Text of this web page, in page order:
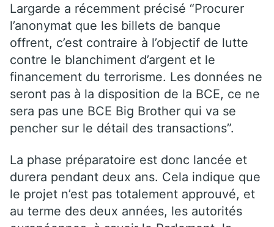
Largarde a récemment précisé “Procurer
l’anonymat que les billets de banque
offrent, c’est contraire à l’objectif de lutte
contre le blanchiment d’argent et le
financement du terrorisme. Les données ne
seront pas à la disposition de la BCE, ce ne
sera pas une BCE Big Brother qui va se
pencher sur le détail des transactions”.
La phase préparatoire est donc lancée et
durera pendant deux ans. Cela indique que
le projet n’est pas totalement approuvé, et
au terme des deux années, les autorités